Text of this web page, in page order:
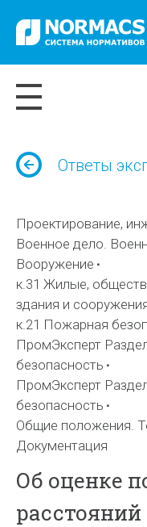
Ответы
Проектирование,
Военное дело.
Вооружение
к.31 Жилые,
здания и
к.21 Пожарная
ПромЭксперт
безопасность
ПромЭксперт
безопасность
Общие положения.
Документация
Об оценке